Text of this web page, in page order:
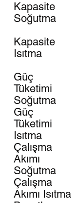
Kapasite
Soğutma
Kapasite
Isıtma
Güç
Tüketimi
Soğutma
Güç
Tüketimi
Isıtma
Çalışma
Akımı
Soğutma
Çalışma
Akımı Isıtma